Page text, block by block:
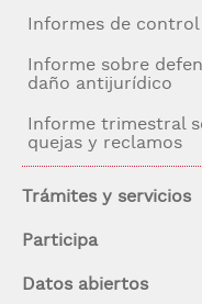
Informes de
Informe sobre
daño antijurídico
Informe trimestral
quejas y reclamos
Trámites y servicios
Participa
Datos abiertos